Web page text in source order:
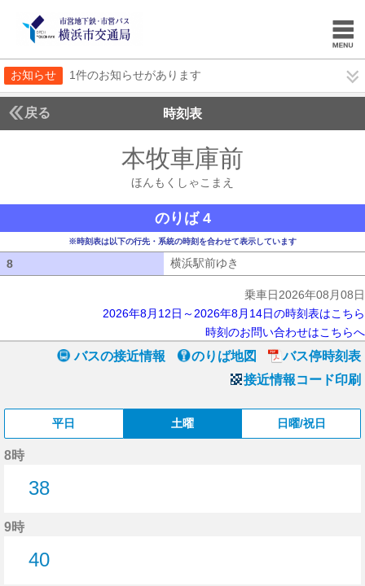
お知らせ 1件のお知らせがあります
戻る 時刻表
本牧車庫前
ほんもくしゃこまえ
のりば 4
※時刻表は以下の行先・系統の時刻を合わせて表示しています
8 横浜駅前ゆき
乗車日2026年08月08日
2026年8月12日～2026年8月14日の時刻表はこちら
時刻のお問い合わせはこちらへ
バスの接近情報 のりば地図
バス停時刻表
接近情報コード印刷
平日 土曜 日曜/祝日
8時
38
9時
40